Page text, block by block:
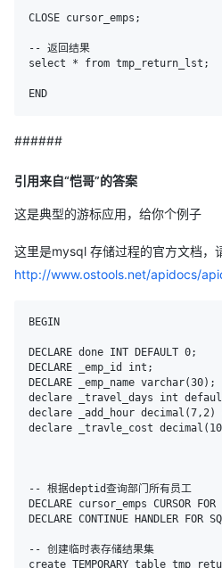
CLOSE cursor_emps;
-- 返回结果
select * from tmp_return_lst;
END
######
引用来自“恺哥”的答案
这是典型的游标应用，给你个例子
这里是mysql 存储过程的官方文档，
http://www.ostools.net/apidocs/
BEGIN
DECLARE done INT DEFAULT 0;
DECLARE _emp_id int;
DECLARE _emp_name varchar(30);
declare _travel_days int
declare _add_hour
declare _travle_cost
-- 根据deptid查询部门所有员工
DECLARE cursor_emps
DECLARE CONTINUE HANDLER
-- 创建临时表存储结果集
create TEMPORARY table